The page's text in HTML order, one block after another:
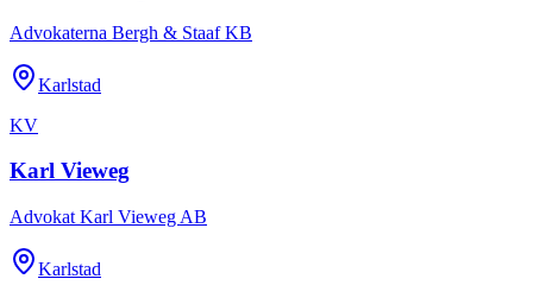
Advokaterna Bergh & Staaf KB
Karlstad
KV
Karl Vieweg
Advokat Karl Vieweg AB
Karlstad